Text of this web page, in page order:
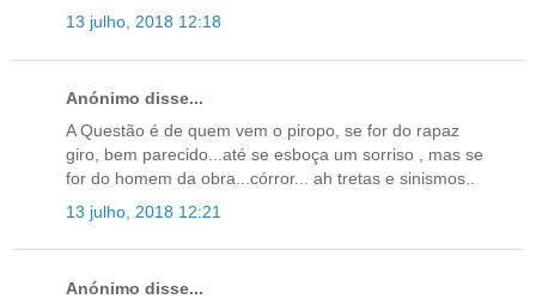
13 julho, 2018 12:18
Anónimo disse...
A Questão é de quem vem o piropo, se for do rapaz
giro, bem parecido...até se esboça um sorriso , mas se
for do homem da obra...córror... ah tretas e sinismos..
13 julho, 2018 12:21
Anónimo disse...